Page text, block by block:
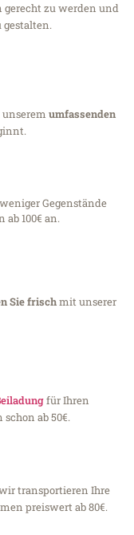
gerecht zu werden und
gestalten.
umfassenden
Gegenstände
100€ an.
Sie frischmit unserer
für Ihren
ab 50€.
transportieren Ihre
preiswert ab 80€.